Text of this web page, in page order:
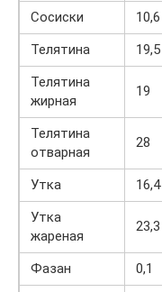
Сосиски 10,6
Телятина
19,5
Телятина
жирная
19
Телятина
отварная
28
Утка 16,4
Утка
жареная
23,3
Фазан 0,1